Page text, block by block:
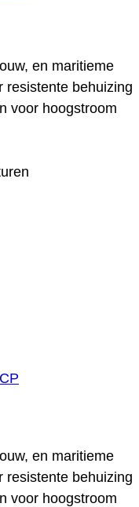
en maritieme
resistente behuizing
voor hoogstroom
en maritieme
resistente behuizing
voor hoogstroom